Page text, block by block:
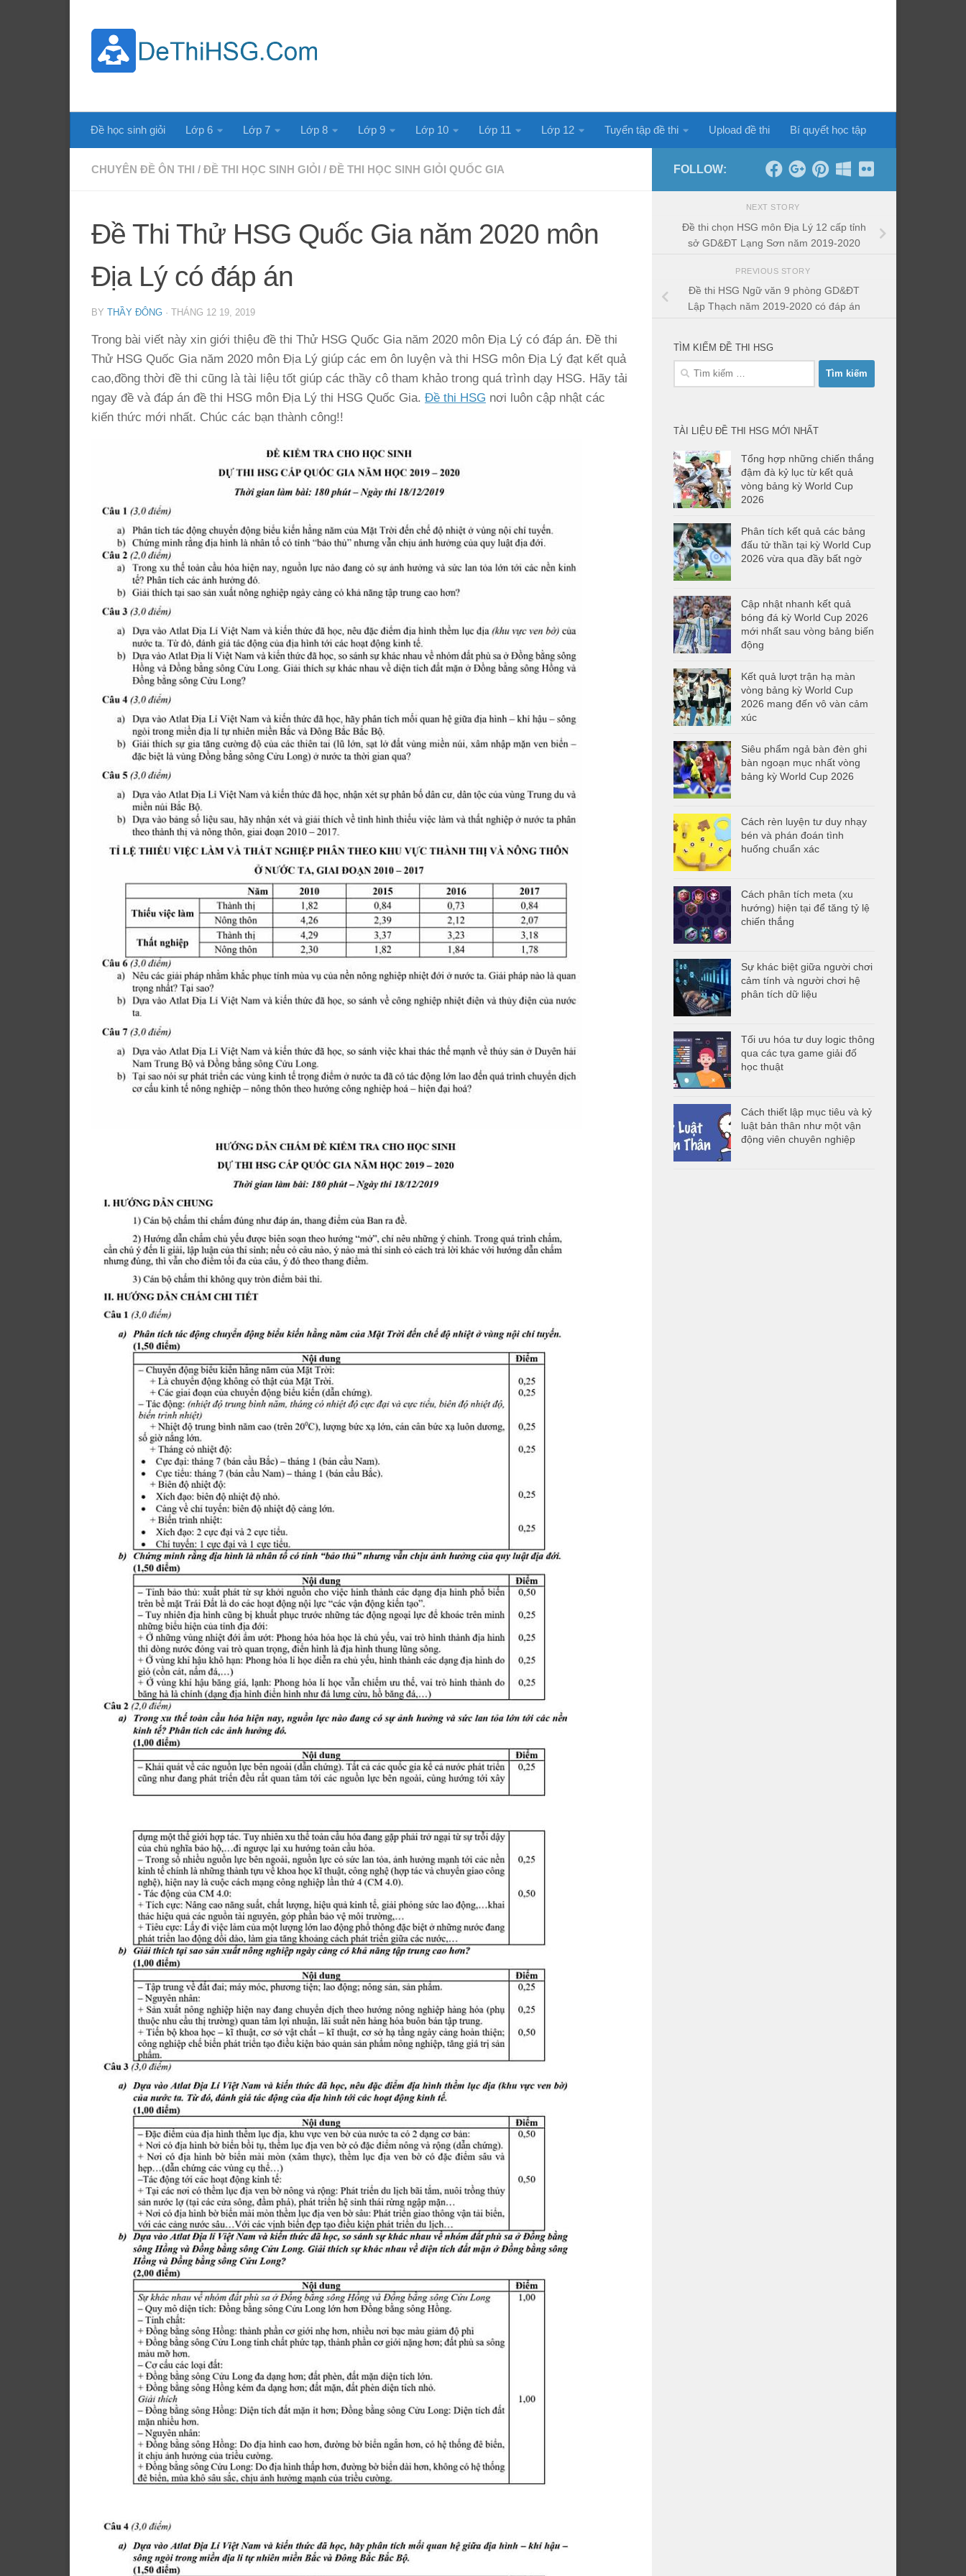
Đề học sinh giỏi Lớp 6 Lớp 7 Lớp 8 Lớp 9 Lớp 10 Lớp 11 Lớp 12 Tuyển tập đề thi Upload đề thi Bí quyết học tập
CHUYÊN ĐỀ ÔN THI / ĐỀ THI HỌC SINH GIỎI / ĐỀ THI HỌC SINH GIỎI QUỐC GIA
Đề Thi Thử HSG Quốc Gia năm 2020 môn
Địa Lý có đáp án
BY THẦY ĐÔNG · THÁNG 12 19, 2019
Trong bài viết này xin giới thiệu đề thi Thử HSG Quốc Gia năm 2020 môn Địa Lý có đáp án. Đề thi
Thử HSG Quốc Gia năm 2020 môn Địa Lý giúp các em ôn luyện và thi HSG môn Địa Lý đạt kết quả
cao,đồng thời đề thi cũng là tài liệu tốt giúp các thầy cô tham khảo trong quá trình dạy HSG. Hãy tải
ngay đề và đáp án đề thi HSG môn Địa Lý thi HSG Quốc Gia. Đề thi HSG nơi luôn cập nhật các
kiến thức mới nhất. Chúc các bạn thành công!!
FOLLOW:
NEXT STORY
Đề thi chọn HSG môn Địa Lý 12 cấp tỉnh
sở GD&ĐT Lạng Sơn năm 2019-2020
PREVIOUS STORY
Đề thi HSG Ngữ văn 9 phòng GD&ĐT
Lập Thạch năm 2019-2020 có đáp án
TÌM KIẾM ĐỀ THI HSG
Tìm
TÀI LIỆU ĐỀ THI HSG MỚI NHẤT
Tổng hợp những chiến thắng
đậm đà kỷ lục từ kết quả
vòng bảng kỳ World Cup
2026
Phân tích kết quả các bảng
đấu tử thần tại kỳ World Cup
2026 vừa qua đầy bất ngờ
Cập nhật nhanh kết quả
bóng đá kỳ World Cup 2026
mới nhất sau vòng bảng biến
động
Kết quả lượt trận hạ màn
vòng bảng kỳ World Cup
2026 mang đến vô vàn cảm
xúc
Siêu phẩm ngả bàn đèn ghi
bàn ngoạn mục nhất vòng
bảng kỳ World Cup 2026
Cách rèn luyện tư duy nhạy
bén và phán đoán tình
huống chuẩn xác
Cách phân tích meta (xu
hướng) hiện tại để tăng tỷ lệ
chiến thắng
Sự khác biệt giữa người chơi
cảm tính và người chơi hệ
phân tích dữ liệu
Tối ưu hóa tư duy logic thông
qua các tựa game giải đố
học thuật
Cách thiết lập mục tiêu và kỷ
luật bản thân như một vận
động viên chuyên nghiệp